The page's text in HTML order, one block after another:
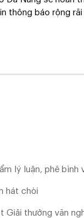
thông báo rộng
lý luận, phê bình
hát chòi
Giải thưởng văn